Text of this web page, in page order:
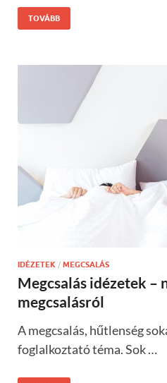
TOVÁBB
IDÉZETEK / MEGCSALÁS
Megcsalás idézetek –
megcsalásról
A megcsalás, hűtlenség
foglalkoztató téma. Sok …